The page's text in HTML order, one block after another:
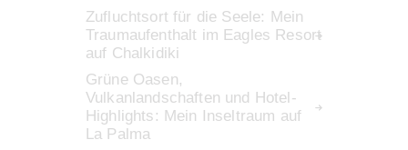
Zufluchtsort für die Seele: Mein
Traumaufenthalt im Eagles Resort
auf Chalkidiki
Grüne Oasen,
Vulkanlandschaften und Hotel-
Highlights: Mein Inseltraum auf
La Palma